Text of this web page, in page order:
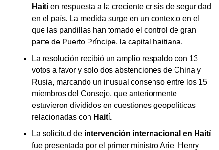
Haití en respuesta a la creciente crisis de seguridad
en el país. La medida surge en un contexto en el
que las pandillas han tomado el control de gran
parte de Puerto Príncipe, la capital haitiana.
La resolución recibió un amplio respaldo con 13
votos a favor y solo dos abstenciones de China y
Rusia, marcando un inusual consenso entre los 15
miembros del Consejo, que anteriormente
estuvieron divididos en cuestiones geopolíticas
relacionadas con Haití.
La solicitud de intervención internacional en Haití
fue presentada por el primer ministro Ariel Henry